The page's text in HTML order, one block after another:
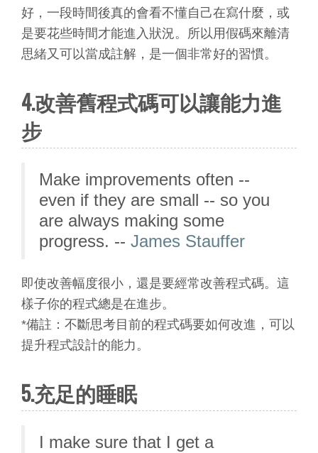
好，一段時間後真的會看不懂自己在寫什麼，或
是要花些時間才能進入狀況。所以用假碼來離清
思緒又可以當成註解，是一個非常好的習慣。
4.改善舊程式碼可以讓能力進
步
Make improvements often --
even if they are small -- so you
are always making some
progress. -- James Stauffer
即使改善幅度很小，還是要經常改善程式碼。這
樣子你的程式總是在進步。
*備註：不斷思考目前的程式碼要如何改進，可以
提升程式設計的能力。
5.充足的睡眠
I make sure that I get a